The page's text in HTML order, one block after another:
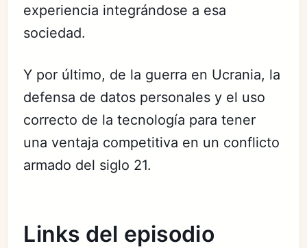
experiencia integrándose a esa
sociedad.
Y por último, de la guerra en Ucrania, la
defensa de datos personales y el uso
correcto de la tecnología para tener
una ventaja competitiva en un conflicto
armado del siglo 21.
Links del episodio